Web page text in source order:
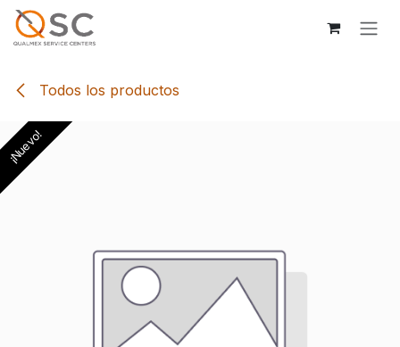
Ir al contenido
Todos los productos
¡Nuevo!